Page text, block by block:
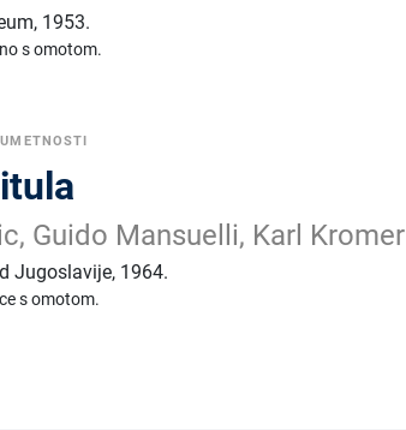
, 1953.
s omotom.
Guido Mansuelli, Karl Kromer
Jugoslavije, 1964.
s omotom.